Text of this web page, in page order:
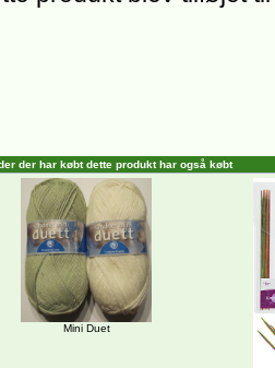
der har købt dette produkt har også købt
Mini Duet